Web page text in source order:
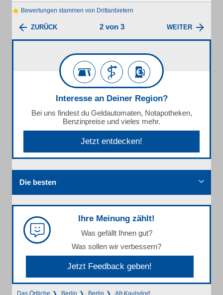
Bewertungen stammen von Drittanbietern
ZURÜCK 2 von 3 WEITER
Interesse an Deiner Region?
Bei uns findest du Geldautomaten, Notapotheken,
Benzinpreise und vieles mehr.
Jetzt entdecken!
Die besten
Ihre Meinung zählt!
Was gefällt Ihnen gut?
Was sollen wir verbessern?
Jetzt Feedback geben!